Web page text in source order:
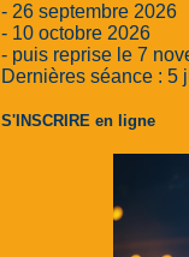
- 26 septembre 2026
- 10 octobre 2026
- puis reprise le 7
Dernières séance : 5
S'INSCRIRE en ligne